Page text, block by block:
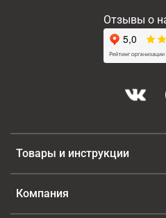
фруктов - очень
звучит солнечно
Товары и инструкции
Компания
Отзывы о